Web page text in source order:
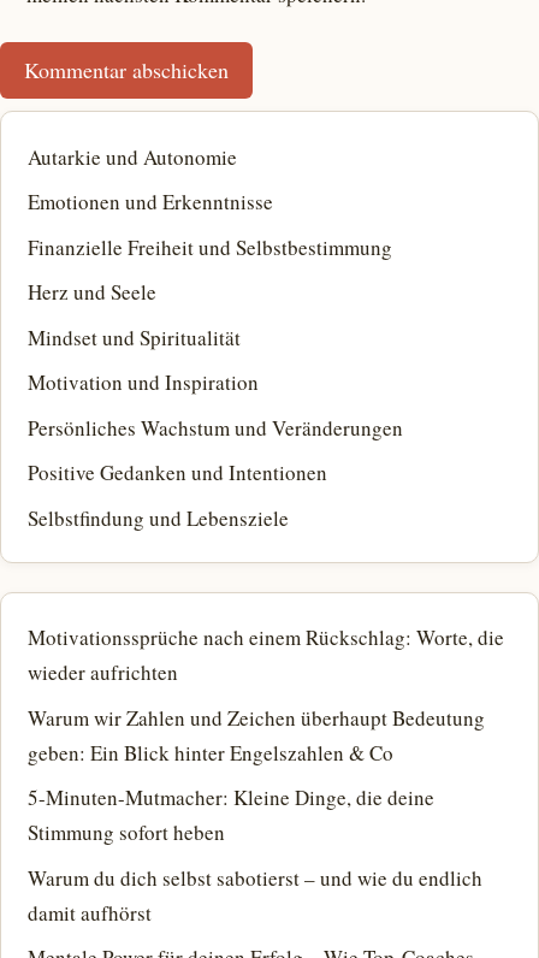
Autarkie und Autonomie
Emotionen und Erkenntnisse
Finanzielle Freiheit und Selbstbestimmung
Herz und Seele
Mindset und Spiritualität
Motivation und Inspiration
Persönliches Wachstum und Veränderungen
Positive Gedanken und Intentionen
Selbstfindung und Lebensziele
Motivationssprüche nach einem Rückschlag: Worte, die
wieder aufrichten
Warum wir Zahlen und Zeichen überhaupt Bedeutung
geben: Ein Blick hinter Engelszahlen & Co
5-Minuten-Mutmacher: Kleine Dinge, die deine
Stimmung sofort heben
Warum du dich selbst sabotierst – und wie du endlich
damit aufhörst